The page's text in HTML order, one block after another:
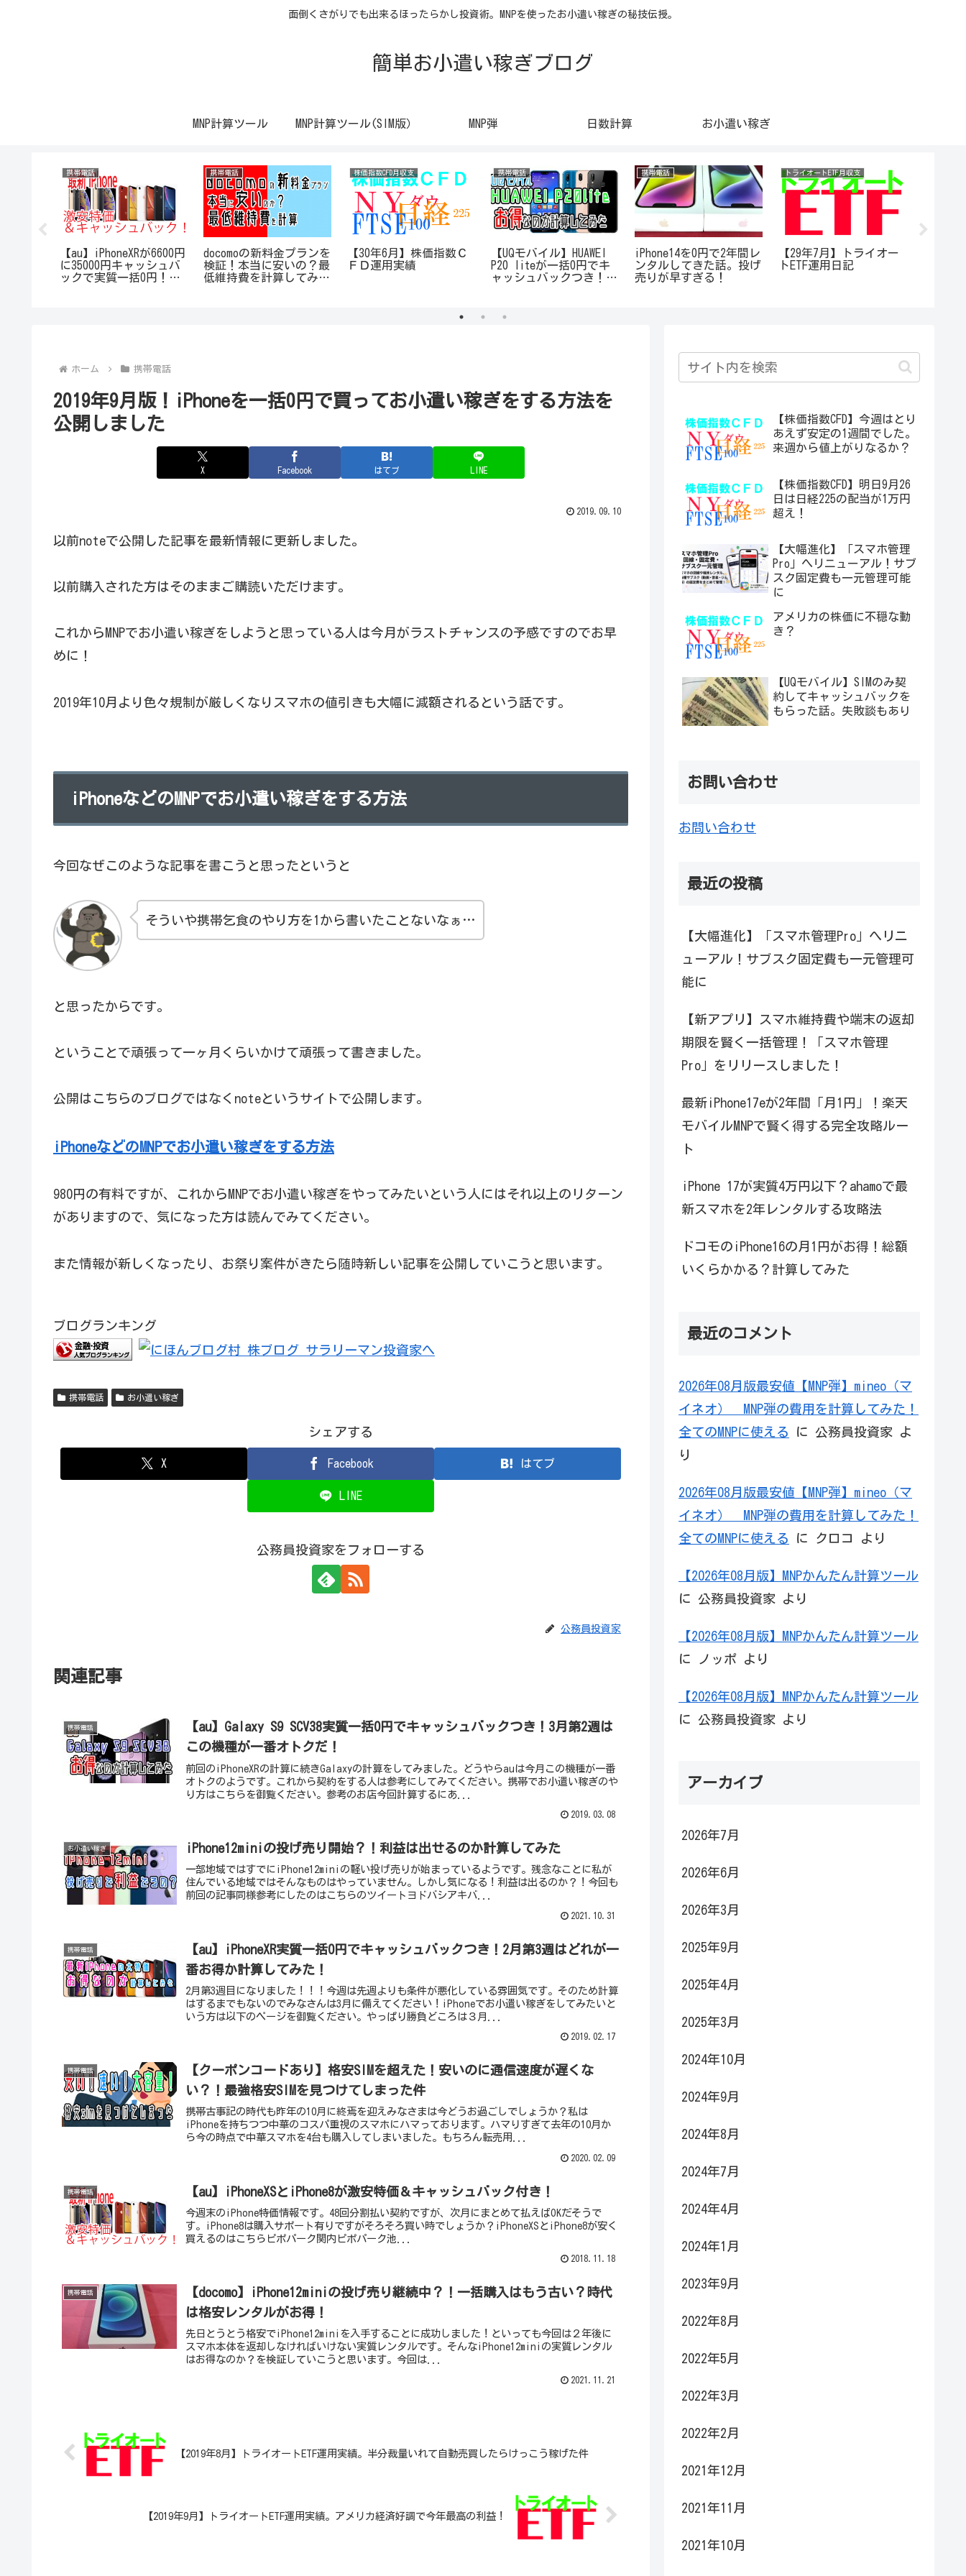
面倒くさがりでも出来るほったらかし投資術。MNPを使ったお小遣い稼ぎの秘技伝授。
簡単お小遣い稼ぎブログ
MNP計算ツール MNP計算ツール(SIM版） MNP弾 日数計算 お小遣い稼ぎ
携帯電話
【au】iPhoneXRが6600円
に35000円キャッシュバ
ックで実質一括0円！計
携帯電話
docomoの新料金プランを
検証！本当に安いの？最
低維持費を計算してみ
株価指数CFD月収支
【30年6月】株価指数Ｃ
ＦＤ運用実績
携帯電話
【UQモバイル】HUAWEI
P20 liteが一括0円でキ
ャッシュバックつき！2
携帯電話
iPhone14を0円で2年間レ
ンタルしてきた話。投げ
売りが早すぎる！
トライオートETF月収支
【29年7月】トライオー
トETF運用日記
ホーム 携帯電話
2019年9月版！iPhoneを一括0円で買ってお小遣い稼ぎをする方法を
公開しました
X Facebook はてブ LINE
2019.09.10
以前noteで公開した記事を最新情報に更新しました。
以前購入された方はそのままご購読いただけます。
これからMNPでお小遣い稼ぎをしようと思っている人は今月がラストチャンスの予感ですのでお早
めに！
2019年10月より色々規制が厳しくなりスマホの値引きも大幅に減額されるという話です。
iPhoneなどのMNPでお小遣い稼ぎをする方法
今回なぜこのような記事を書こうと思ったというと
そういや携帯乞食のやり方を1から書いたことないなぁ…
と思ったからです。
ということで頑張って一ヶ月くらいかけて頑張って書きました。
公開はこちらのブログではなくnoteというサイトで公開します。
iPhoneなどのMNPでお小遣い稼ぎをする方法
980円の有料ですが、これからMNPでお小遣い稼ぎをやってみたいという人にはそれ以上のリターン
がありますので、気になった方は読んでみてください。
また情報が新しくなったり、お祭り案件がきたら随時新しい記事を公開していこうと思います。
ブログランキング
携帯電話 お小遣い稼ぎ
シェアする
X Facebook はてブ
LINE
公務員投資家をフォローする
公務員投資家
関連記事
携帯電話
【au】Galaxy S9 SCV38実質一括0円でキャッシュバックつき！3月第2週は
この機種が一番オトクだ！
前回のiPhoneXRの計算に続きGalaxyの計算をしてみました。どうやらauは今月この機種が一番
オトクのようです。これから契約をする人は参考にしてみてください。携帯でお小遣い稼ぎのや
り方はこちらを御覧ください。参考のお店今回計算するにあ...
2019.03.08
お小遣い稼ぎ iPhone12miniの投げ売り開始？！利益は出せるのか計算してみた
一部地域ではすでにiPhone12miniの軽い投げ売りが始まっているようです。残念なことに私が
住んでいる地域ではそんなものはやっていません。しかし気になる！利益は出るのか？！今回も
前回の記事同様参考にしたのはこちらのツイートヨドバシアキバ...
2021.10.31
携帯電話
【au】iPhoneXR実質一括0円でキャッシュバックつき！2月第3週はどれが一
番お得か計算してみた！
2月第3週目になりました！！！今週は先週よりも条件が悪化している雰囲気です。そのため計算
はするまでもないのでみなさんは3月に備えてください！iPhoneでお小遣い稼ぎをしてみたいと
いう方は以下のページを御覧ください。やっぱり勝負どころは３月...
2019.02.17
携帯電話
【クーポンコードあり】格安SIMを超えた！安いのに通信速度が遅くな
い？！最強格安SIMを見つけてしまった件
携帯古事記の時代も昨年の10月に終焉を迎えみなさまは今どうお過ごしでしょうか？私は
iPhoneを持ちつつ中華のコスパ重視のスマホにハマっております。ハマりすぎて去年の10月か
ら今の時点で中華スマホを4台も購入してしまいました。もちろん転売用...
2020.02.09
携帯電話 【au】iPhoneXSとiPhone8が激安特価＆キャッシュバック付き！
今週末のiPhone特価情報です。48回分割払い契約ですが、次月にまとめて払えばOKだそうで
す。iPhone8は購入サポート有りですがそろそろ買い時でしょうか？iPhoneXSとiPhone8が安く
買えるのはこちらピポパーク関内ピポパーク池...
2018.11.18
携帯電話
【docomo】iPhone12miniの投げ売り継続中？！一括購入はもう古い？時代
は格安レンタルがお得！
先日とうとう格安でiPhone12miniを入手することに成功しました！といっても今回は２年後に
スマホ本体を返却しなければいけない実質レンタルです。そんなiPhone12miniの実質レンタル
はお得なのか？を検証していこうと思います。今回は...
2021.11.21
【2019年8月】トライオートETF運用実績。半分裁量いれて自動売買したらけっこう稼げた件
【2019年9月】トライオートETF運用実績。アメリカ経済好調で今年最高の利益！
【株価指数CFD】今週はとり
あえず安定の1週間でした。
来週から値上がりなるか？
【株価指数CFD】明日9月26
日は日経225の配当が1万円
超え！
【大幅進化】「スマホ管理
Pro」へリニューアル！サブ
スク固定費も一元管理可能
に
アメリカの株価に不穏な動
き？
【UQモバイル】SIMのみ契
約してキャッシュバックを
もらった話。失敗談もあり
お問い合わせ
お問い合わせ
最近の投稿
【大幅進化】「スマホ管理Pro」へリニ
ューアル！サブスク固定費も一元管理可
能に
【新アプリ】スマホ維持費や端末の返却
期限を賢く一括管理！「スマホ管理
Pro」をリリースしました！
最新iPhone17eが2年間「月1円」！楽天
モバイルMNPで賢く得する完全攻略ルー
ト
iPhone 17が実質4万円以下？ahamoで最
新スマホを2年レンタルする攻略法
ドコモのiPhone16の月1円がお得！総額
いくらかかる？計算してみた
最近のコメント
2026年08月版最安値【MNP弾】mineo（マ
イネオ） MNP弾の費用を計算してみた！
全てのMNPに使える
に 公務員投資家 よ
り
2026年08月版最安値【MNP弾】mineo（マ
イネオ） MNP弾の費用を計算してみた！
全てのMNPに使える
に クロコ より
【2026年08月版】MNPかんたん計算ツール
に 公務員投資家 より
【2026年08月版】MNPかんたん計算ツール
に
ノッポ より
【2026年08月版】MNPかんたん計算ツール
に 公務員投資家 より
アーカイブ
2026年7月
2026年6月
2026年3月
2025年9月
2025年4月
2025年3月
2024年10月
2024年9月
2024年8月
2024年7月
2024年4月
2024年1月
2023年9月
2022年8月
2022年5月
2022年3月
2022年2月
2021年12月
2021年11月
2021年10月